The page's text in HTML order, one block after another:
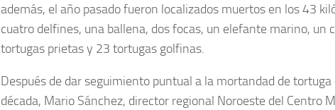
además, el año pasado fueron localizados muertos en los 43
cuatro delfines, una ballena, dos focas, un elefante marino, un
tortugas prietas y 23 tortugas golfinas.
Después de dar seguimiento puntual a la mortandad de
década, Mario Sánchez, director regional Noroeste del Centro